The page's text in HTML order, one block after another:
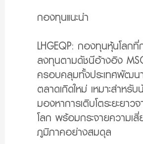
กองทุนแนะนำ
LHGEQP: กองทุนหุ้นโลกที่
ลงทุนตามดัชนีอ้างอิง
ครอบคลุมทั้งประเทศพัฒนา
ตลาดเกิดใหม่ เหมาะสำหรั
มองหาการเติบโตระยะยาว
โลก พร้อมกระจายความเ
ภูมิภาคอย่างสมดุล